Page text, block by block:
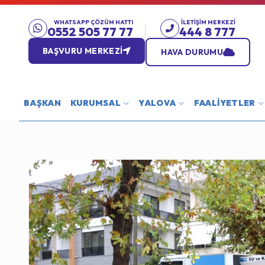
WHATSAPP ÇÖZÜM HATTI
0552 505 77 77
BAŞVURU MERKEZİ
İLETIŞIM MERKEZI
444 8 777
HAVA DURUMU
BAŞKAN KURUMSAL YALOVA FAALİYETLER